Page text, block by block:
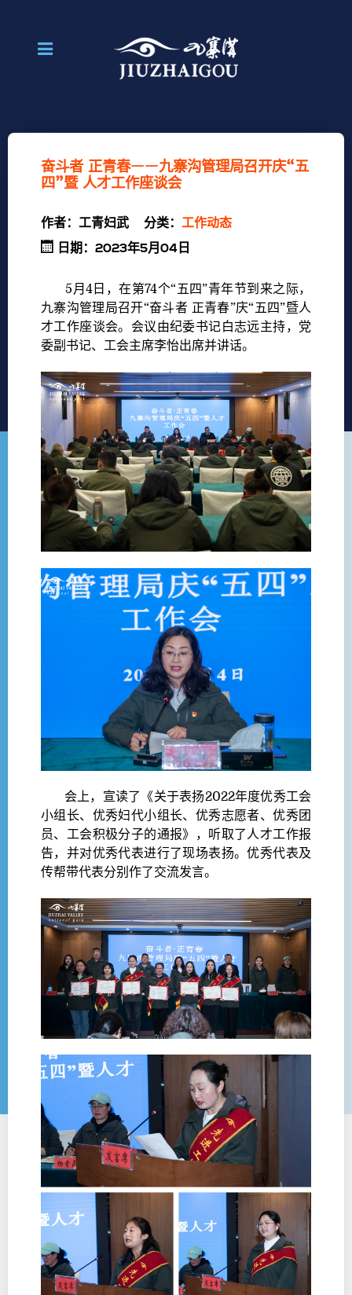
奋斗者 正青春——九寨沟管理局召开庆“五
四”暨 人才工作座谈会
作者： 工青妇武 分类： 工作动态
日期：2023年5月04日
5月4日，在第74个“五四”青年节到来之际，
九寨沟管理局召开“奋斗者 正青春”庆“五四”暨人
才工作座谈会。会议由纪委书记白志远主持，党
委副书记、工会主席李怡出席并讲话。
会上，宣读了《关于表扬2022年度优秀工会
小组长、优秀妇代小组长、优秀志愿者、优秀团
员、工会积极分子的通报》，听取了人才工作报
告，并对优秀代表进行了现场表扬。优秀代表及
传帮带代表分别作了交流发言。